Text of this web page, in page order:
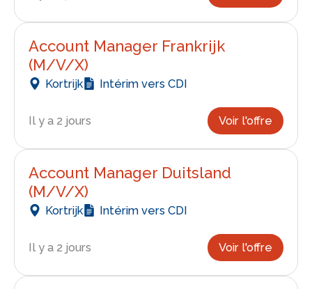
Account Manager Frankrijk
(M/V/X)
Kortrijk Intérim vers CDI
Il y a 2 jours Voir l'offre
Account Manager Duitsland
(M/V/X)
Kortrijk Intérim vers CDI
Il y a 2 jours Voir l'offre